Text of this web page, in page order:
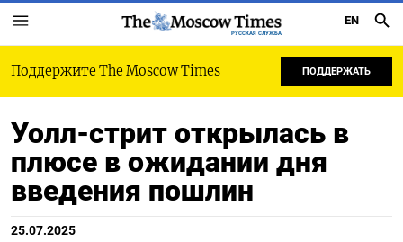
РУССКАЯ СЛУЖБА
EN
Поддержите The Moscow Times ПОДДЕРЖАТЬ
Уолл-стрит открылась в
плюсе в ожидании дня
введения пошлин
25.07.2025